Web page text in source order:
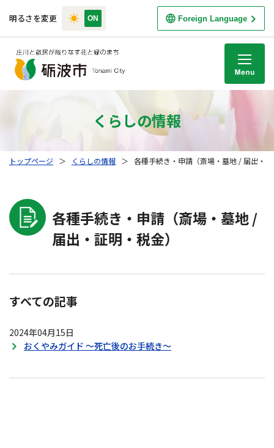
明るさを変更 Foreign Language
くらしの情報
トップページ ＞ くらしの情報 ＞ 各種手続き・申請（斎場・墓地 / 届出・
各種手続き・申請（斎場・墓地 /
届出・証明・税金）
すべての記事
2024年04月15日
おくやみガイド ～死亡後のお手続き～